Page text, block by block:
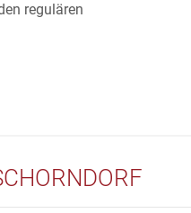
regulären